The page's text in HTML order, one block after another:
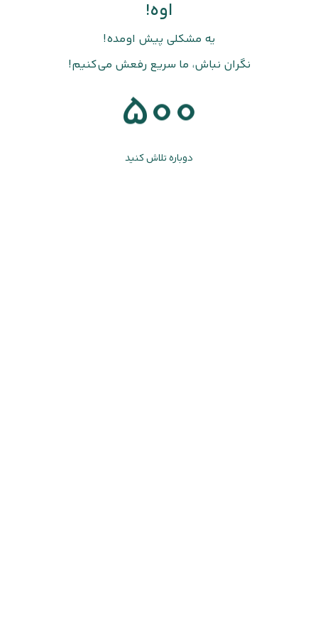
اوه!
یه مشکلی پیش اومده!
نگران نباش، ما سریع رفعش می‌کنیم!
500
دوباره تلاش کنید